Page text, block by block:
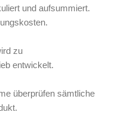
und aufsummiert.
zu
entwickelt.
überprüfen sämtliche